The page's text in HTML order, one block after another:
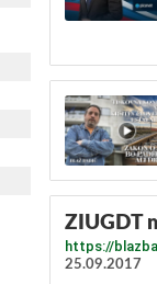
ZIUGDT
https://
25.09.2017